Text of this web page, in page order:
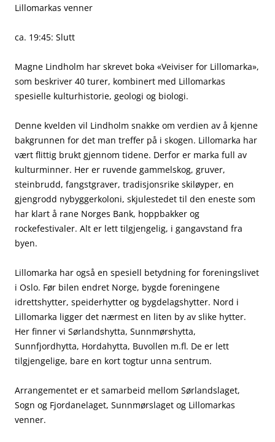
Lillomarkas venner
ca. 19:45: Slutt
Magne Lindholm har skrevet boka «Veiviser for Lillomarka»,
som beskriver 40 turer, kombinert med Lillomarkas
spesielle kulturhistorie, geologi og biologi.
Denne kvelden vil Lindholm snakke om verdien av å kjenne
bakgrunnen for det man treffer på i skogen. Lillomarka har
vært flittig brukt gjennom tidene. Derfor er marka full av
kulturminner. Her er ruvende gammelskog, gruver,
steinbrudd, fangstgraver, tradisjonsrike skiløyper, en
gjengrodd nybyggerkoloni, skjulestedet til den eneste som
har klart å rane Norges Bank, hoppbakker og
rockefestivaler. Alt er lett tilgjengelig, i gangavstand fra
byen.
Lillomarka har også en spesiell betydning for foreningslivet
i Oslo. Før bilen endret Norge, bygde foreningene
idrettshytter, speiderhytter og bygdelagshytter. Nord i
Lillomarka ligger det nærmest en liten by av slike hytter.
Her finner vi Sørlandshytta, Sunnmørshytta,
Sunnfjordhytta, Hordahytta, Buvollen m.fl. De er lett
tilgjengelige, bare en kort togtur unna sentrum.
Arrangementet er et samarbeid mellom Sørlandslaget,
Sogn og Fjordanelaget, Sunnmørslaget og Lillomarkas
venner.